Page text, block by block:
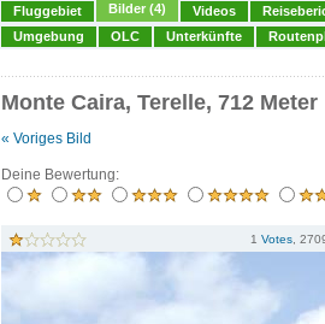
Fluggebiet Bilder (4) Videos
Umgebung
OLC Unterkünfte
Monte Caira, Terelle, 712 Meter
« Voriges Bild
Deine Bewertung:
1 Votes,